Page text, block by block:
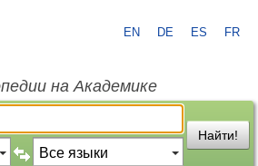
EN DE ES FR
на Академике
Найти!